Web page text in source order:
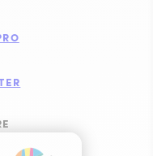
NOUS
NOUS
SUIVEZ-
SUIVEZ-